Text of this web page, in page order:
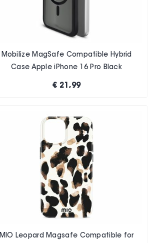
Mobilize MagSafe Compatible Hybrid
Case Apple iPhone 16 Pro Black
€ 21,99
MIO Leopard Magsafe Compatible for